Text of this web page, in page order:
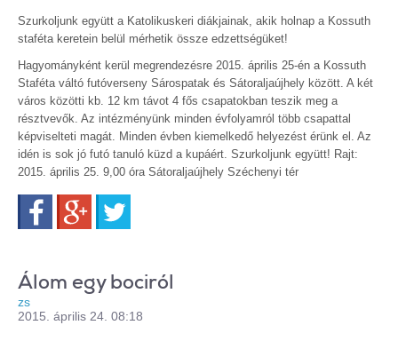
Szurkoljunk együtt a Katolikuskeri diákjainak, akik holnap a Kossuth
staféta keretein belül mérhetik össze edzettségüket!
Hagyományként kerül megrendezésre 2015. április 25-én a Kossuth
Staféta váltó futóverseny Sárospatak és Sátoraljaújhely között. A két
város közötti kb. 12 km távot 4 fős csapatokban teszik meg a
résztvevők. Az intézményünk minden évfolyamról több csapattal
képviselteti magát. Minden évben kiemelkedő helyezést érünk el. Az
idén is sok jó futó tanuló küzd a kupáért. Szurkoljunk együtt! Rajt:
2015. április 25. 9,00 óra Sátoraljaújhely Széchenyi tér
FacebookGoogle+
Álom egy bociról
zs
2015. április 24. 08:18